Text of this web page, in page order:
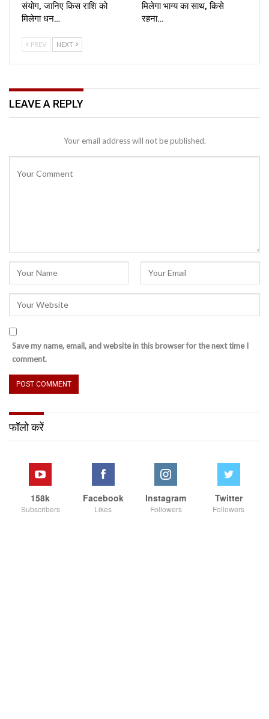
संयोग, जानिए किस राशि को
मिलेगा धन…
मिलेगा भाग्य का साथ, किसे
रहना…
PREV NEXT
LEAVE A REPLY
Your email address will not be published.
Save my name, email, and website in this browser for the next time I
comment.
फॉलो करें
158k
Subscribers
Facebook
Likes
Instagram
Followers
Twitter
Followers